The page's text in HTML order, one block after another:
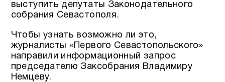
выступить депутаты Законодательного
собрания Севастополя.
Чтобы узнать возможно ли это,
журналисты «Первого Севастопольского»
направили информационный запрос
председателю Заксобрания Владимиру
Немцеву.